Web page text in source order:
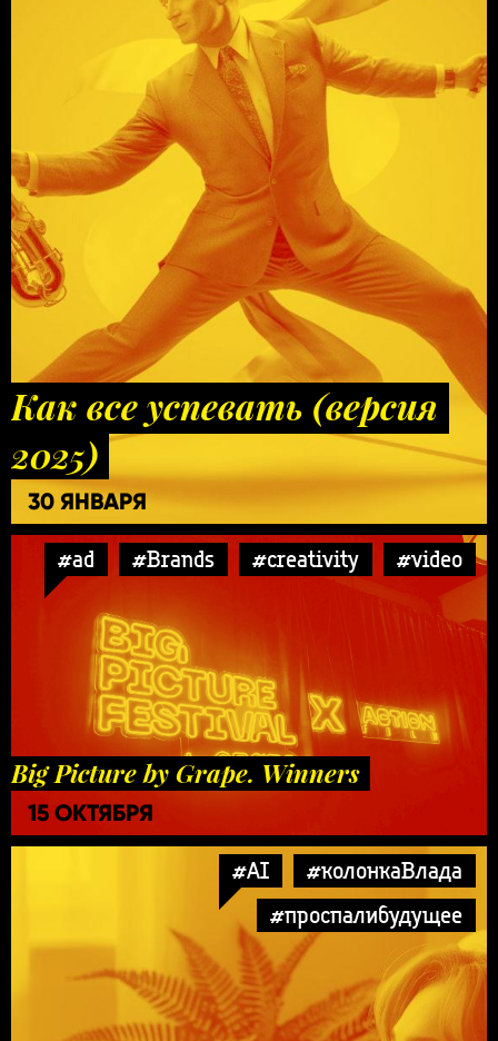
Как все успевать (версия
2025)
30 ЯНВАРЯ
#ad #Brands #creativity #video
Big Picture by Grape. Winners
15 ОКТЯБРЯ
#AI
#колонкаВлада
#проспалибудущее